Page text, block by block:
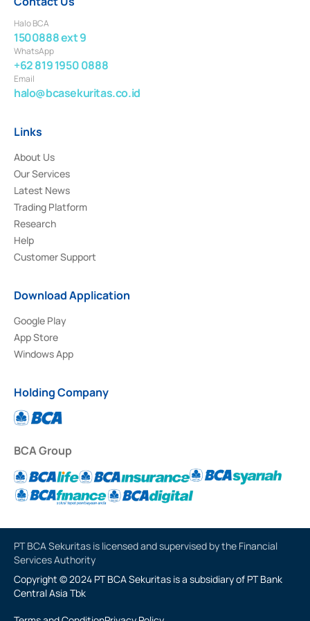
Halo BCA
1500888 ext 9
WhatsApp
+62 819 1950 0888
Email
halo@bcasekuritas.co.id
Links
About Us
Our Services
Latest News
Trading Platform
Research
Help
Customer Support
Download Application
Google Play
App Store
Windows App
Holding Company
BCA Group
PT BCA Sekuritas is licensed and supervised by the Financial
Services Authority
Copyright © 2024 PT BCA Sekuritas is a subsidiary of PT Bank
Central Asia Tbk